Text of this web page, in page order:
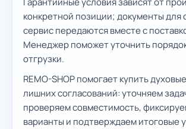
конкретной позиции; документы для
сервис передаются вместе с
Менеджер поможет уточнить
отгрузки.
REMO-SHOP помогает купить
лишних согласований: уточняем
проверяем совместимость,
варианты и подтверждаем итоговые